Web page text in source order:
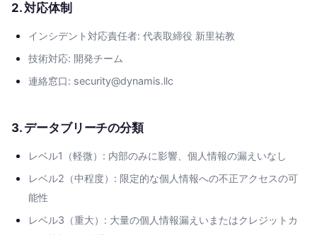
2. 対応体制
インシデント対応責任者: 代表取締役 新里祐教
技術対応: 開発チーム
連絡窓口: security@dynamis.llc
3. データブリーチの分類
レベル1（軽微）: 内部のみに影響、個人情報の漏えいなし
レベル2（中程度）: 限定的な個人情報への不正アクセスの可
能性
レベル3（重大）: 大量の個人情報漏えいまたはクレジットカ